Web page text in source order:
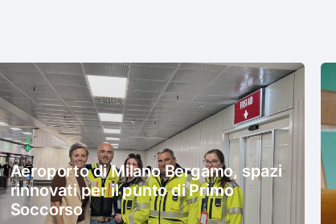
Aeroporto di Milano Bergamo, spazi
rinnovati per il punto di Primo
Soccorso